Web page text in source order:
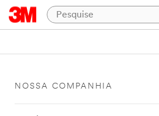
NOSSA COMPANHIA